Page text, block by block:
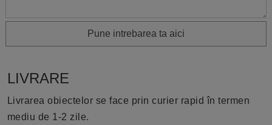
Pune intrebarea ta aici
LIVRARE
Livrarea obiectelor se face prin curier rapid în termen
mediu de 1-2 zile.